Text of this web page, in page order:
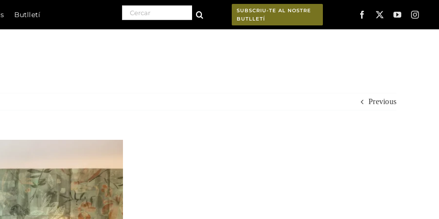
Butlletí Search for:
SUBSCRIU-TE AL NOSTRE
BUTLLETÍ
Previous